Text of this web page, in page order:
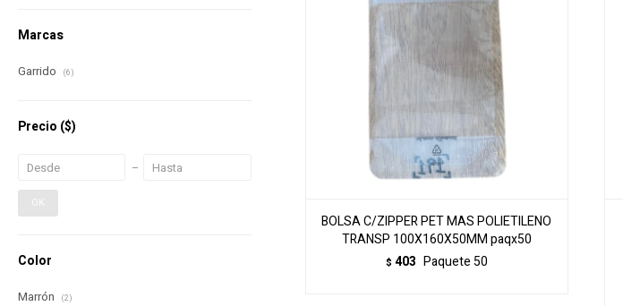
BOLSA C/ZIPPER PET MAS POLIETILENO
TRANSP 100X160X50MM paqx50
$ 403 Paquete 50
Marcas
Garrido (6)
Precio ($)
OK
Color
Marrón (2)